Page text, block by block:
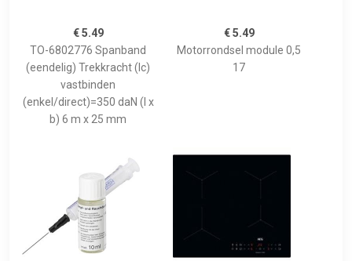
€ 5.49
TO-6802776 Spanband
(eendelig) Trekkracht (lc)
vastbinden
(enkel/direct)=350 daN (l x
b) 6 m x 25 mm
€ 5.49
Motorrondsel module 0,5
17